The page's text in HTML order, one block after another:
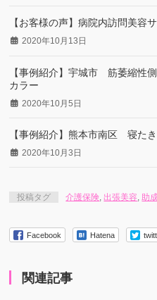
【お客様の声】病院内訪問美
2020年10月13日
【事例紹介】宇城市 筋萎縮性
カラー
2020年10月5日
【事例紹介】熊本市南区 寝た
2020年10月3日
投稿タグ 介護保険,出張美容,助
Facebook Hatena
関連記事